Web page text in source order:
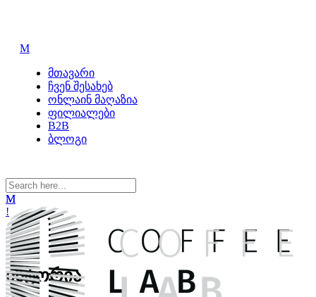
მთავარი
ჩვენ შესახებ
ონლაინ მაღაზია
ფილიალები
B2B
ბლოგი
ისტორია